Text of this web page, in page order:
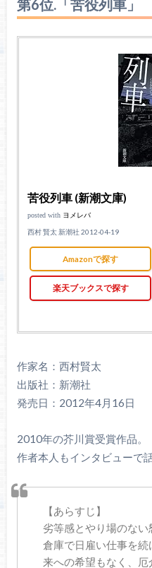
第6位.「苦役列車」
苦役列車 (新潮文庫)
posted with ヨメレバ
西村 賢太 新潮社 2012-04-19
Amazonで探す
楽天ブックスで探す
作家名：西村賢太
出版社：新潮社
発売日：2012年4月16日
2010年の芥川賞受賞作品。
作者本人もインタビューで
【あらすじ】
劣等感とやり場のな
倉庫で日雇い仕事を
来への希望もなく、厄